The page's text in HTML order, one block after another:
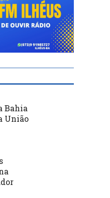
Bahia
União